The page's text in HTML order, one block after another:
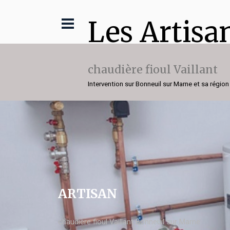
Les
chaudière fioul Vaillant
Intervention sur Bonneuil sur Marne et sa région
ARTISAN
chaudière fioul Vaillant Bonneuil sur Marne